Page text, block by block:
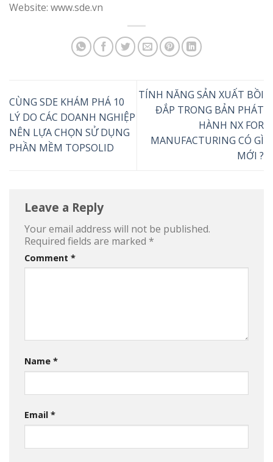
Website: www.sde.vn
CÙNG SDE KHÁM PHÁ 10
LÝ DO CÁC DOANH NGHIỆP
NÊN LỰA CHỌN SỬ DỤNG
PHẦN MỀM TOPSOLID
TÍNH NĂNG SẢN XUẤT BỒI
ĐẮP TRONG BẢN PHÁT
HÀNH NX FOR
MANUFACTURING CÓ GÌ
MỚI ?
Leave a Reply
Your email address will not be published.
Required fields are marked *
Comment *
Name *
Email *